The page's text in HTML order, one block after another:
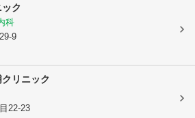
ク
科
9
リニック
22-23